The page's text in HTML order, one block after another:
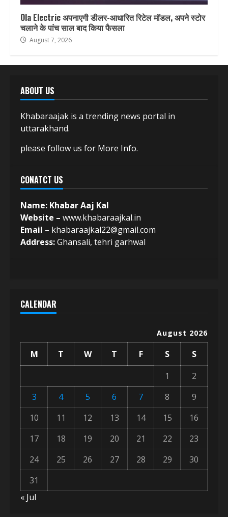
Ola Electric अपनाएगी डीलर-आधारित रिटेल मॉडल, अपने स्टोर
चलाने के पांच साल बाद किया फैसला
August 7, 2026
ABOUT US
Khabaraajak is a trending news portal in
uttarakhand.
please follow us for More Info.
CONATCT US
Name: Khabar Aaj Kal
Website – www.khabaraajkal.in
Email – khabaraajkal22@gmail.com
Address:Ghansali, tehri garhwal
CALENDAR
August 2026
M T W T F S
S
1
2
3
4 5 6 7 8
9
10
11 12 13 14 15
16
17
18 19 20 21 22
23
24
25 26 27 28 29
30
31
« Jul